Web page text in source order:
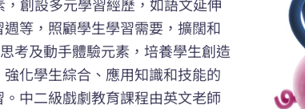
創設多元學習經歷，如語文延伸
等，照顧學生學習需要，擴闊和
考及動手體驗元素，培養學生創造
化學生綜合、應用知識和技能的
中二級戲劇教育課程由英文老師